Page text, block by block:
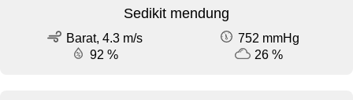
Sedikit mendung
Barat, 4.3 m/s
752 mmHg
92 %
26 %